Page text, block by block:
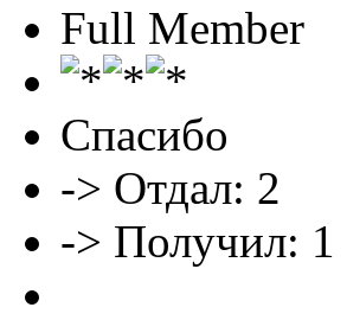
Full Member
Спасибо
-> Отдал: 2
-> Получил: 1